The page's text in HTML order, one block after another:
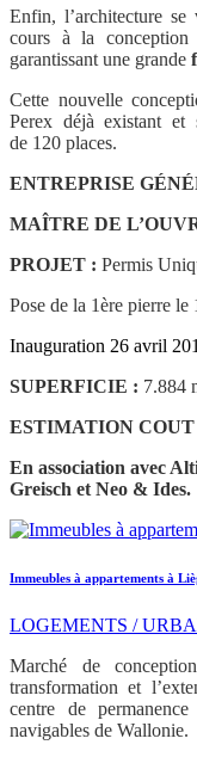
Enfin, l’architecture
cours à la conception
garantissant une grande
Cette nouvelle
Perex déjà existant et
de 120 places.
ENTREPRISE
MAÎTRE DE
PROJET : Permis
Pose de la 1ère pierre le
Inauguration 26 avril
SUPERFICIE : 7.884
ESTIMATION COUT
En association avec
Greisch et Neo & Ides.
Immeubles à appartements à
LOGEMENTS /
Marché de
transformation et
centre de
navigables de Wallonie.